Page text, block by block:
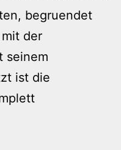
begruendet
der
seinem
ist die